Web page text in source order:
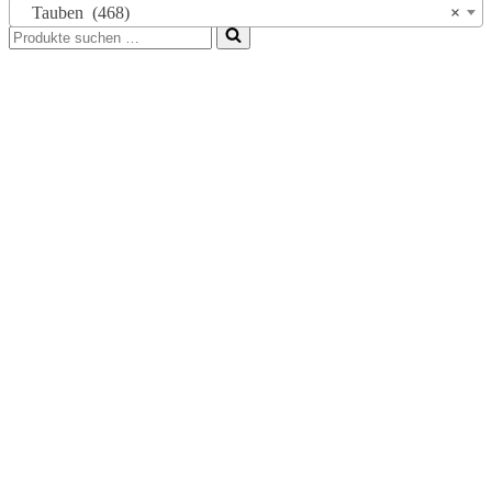
×
Tauben (468)
Suchen
nach …